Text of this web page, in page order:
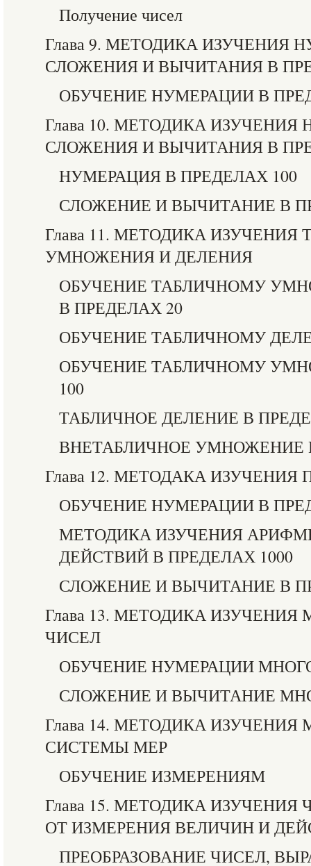
Получение чисел
Глава 9. МЕТОДИКА ИЗУЧЕНИЯ
СЛОЖЕНИЯ И ВЫЧИТАНИЯ В
ОБУЧЕНИЕ НУМЕРАЦИИ В
Глава 10. МЕТОДИКА
СЛОЖЕНИЯ И ВЫЧИТАНИЯ В
НУМЕРАЦИЯ В ПРЕДЕЛАХ 100
СЛОЖЕНИЕ И ВЫЧИТАНИЕ В
Глава 11. МЕТОДИКА ИЗУЧЕНИЯ
УМНОЖЕНИЯ И ДЕЛЕНИЯ
ОБУЧЕНИЕ ТАБЛИЧНОМУ
В ПРЕДЕЛАХ 20
ОБУЧЕНИЕ ТАБЛИЧНОМУ
ОБУЧЕНИЕ ТАБЛИЧНОМУ
100
ТАБЛИЧНОЕ ДЕЛЕНИЕ В
ВНЕТАБЛИЧНОЕ УМНОЖЕНИЕ
Глава 12. МЕТОДАКА
ОБУЧЕНИЕ НУМЕРАЦИИ В
МЕТОДИКА ИЗУЧЕНИЯ
ДЕЙСТВИЙ В ПРЕДЕЛАХ 1000
СЛОЖЕНИЕ И ВЫЧИТАНИЕ В
Глава 13. МЕТОДИКА
ЧИСЕЛ
ОБУЧЕНИЕ НУМЕРАЦИИ
СЛОЖЕНИЕ И ВЫЧИТАНИЕ
Глава 14. МЕТОДИКА
СИСТЕМЫ МЕР
ОБУЧЕНИЕ ИЗМЕРЕНИЯМ
Глава 15. МЕТОДИКА
ОТ ИЗМЕРЕНИЯ ВЕЛИЧИН И
ПРЕОБРАЗОВАНИЕ ЧИСЕЛ,